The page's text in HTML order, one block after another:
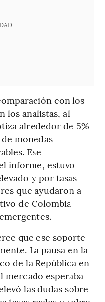
con los
los analistas, al
alrededor de 5%
monedas
Ese
informe, estuvo
y por tasas
que ayudaron a
de Colombia
que ese soporte
La pausa en la
de la República en
mercado esperaba
las dudas sobre